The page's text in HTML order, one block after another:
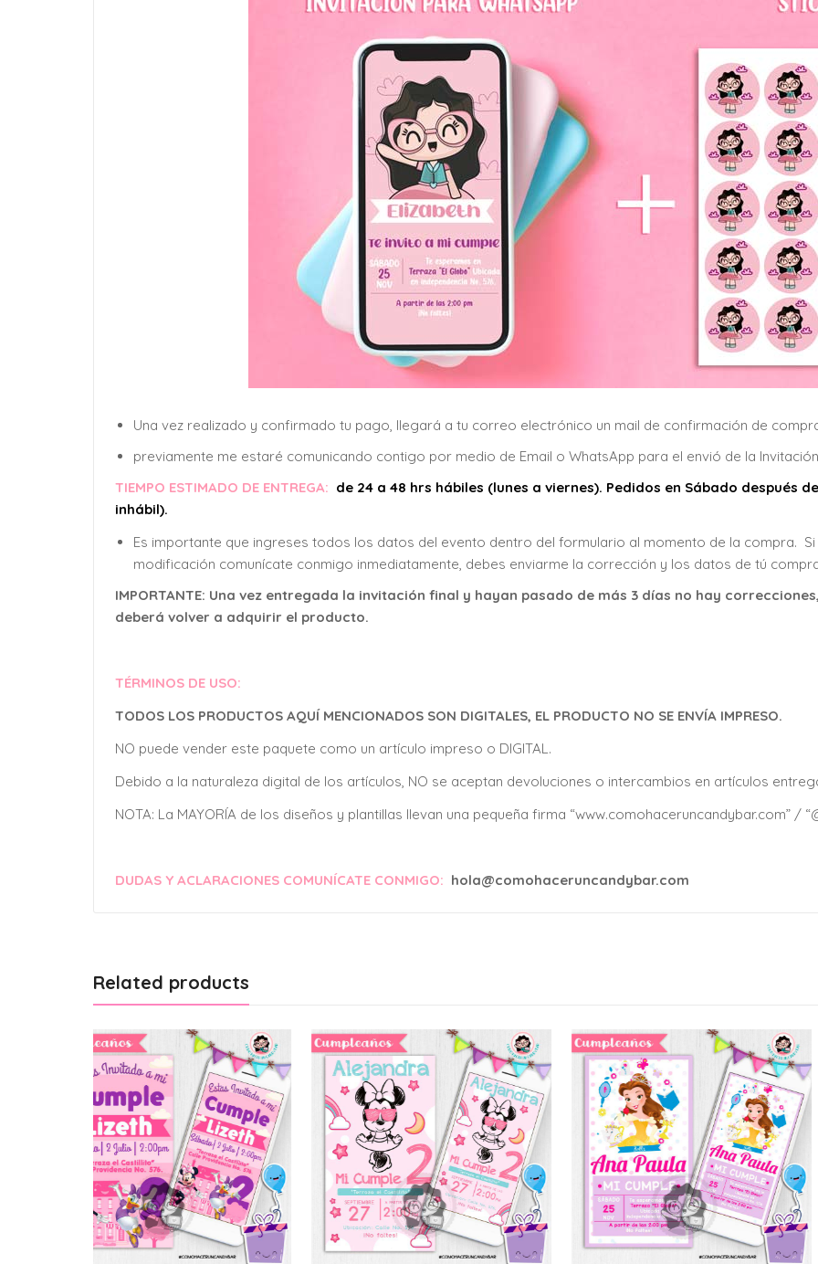
Una vez realizado y confirmado tu pago, llegará a tu correo electrónico un mail de confirmación de
previamente me estaré comunicando contigo por medio de Email o WhatsApp para el envió de la
TIEMPO ESTIMADO DE ENTREGA: de 24 a 48 hrs hábiles (lunes a viernes). Pedidos en Sábado después
inhábil).
Es importante que ingreses todos los datos del evento dentro del formulario al momento de la compra.
modificación comunícate conmigo inmediatamente, debes enviarme la corrección y los datos de tú
IMPORTANTE: Una vez entregada la invitación final y hayan pasado de más 3 días no hay
deberá volver a adquirir el producto.
TÉRMINOS DE USO:
TODOS LOS PRODUCTOS AQUÍ MENCIONADOS SON DIGITALES, EL PRODUCTO NO SE ENVÍA IMPRESO.
NO puede vender este paquete como un artículo impreso o DIGITAL.
Debido a la naturaleza digital de los artículos, NO se aceptan devoluciones o intercambios en artículos
NOTA: La MAYORÍA de los diseños y plantillas llevan una pequeña firma “www.comohaceruncandybar.com” /
DUDAS Y ACLARACIONES COMUNÍCATE CONMIGO: hola@comohaceruncandybar.com
Related products